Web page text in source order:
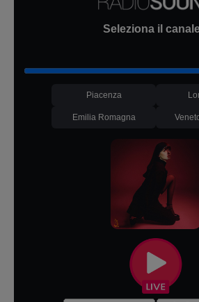
Seleziona il
Piacenza
Emilia Romagna